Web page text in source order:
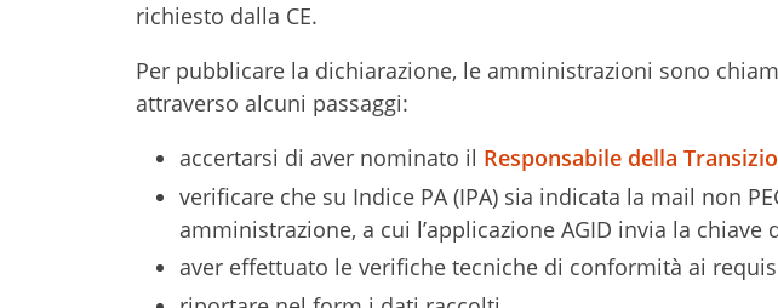
richiesto dalla CE.
Per pubblicare la dichiarazione, le amministrazioni sono
attraverso alcuni passaggi:
accertarsi di aver nominato il Responsabile della
verificare che su Indice PA (IPA) sia indicata la mail non
amministrazione, a cui l’applicazione AGID invia la
aver effettuato le verifiche tecniche di conformità ai